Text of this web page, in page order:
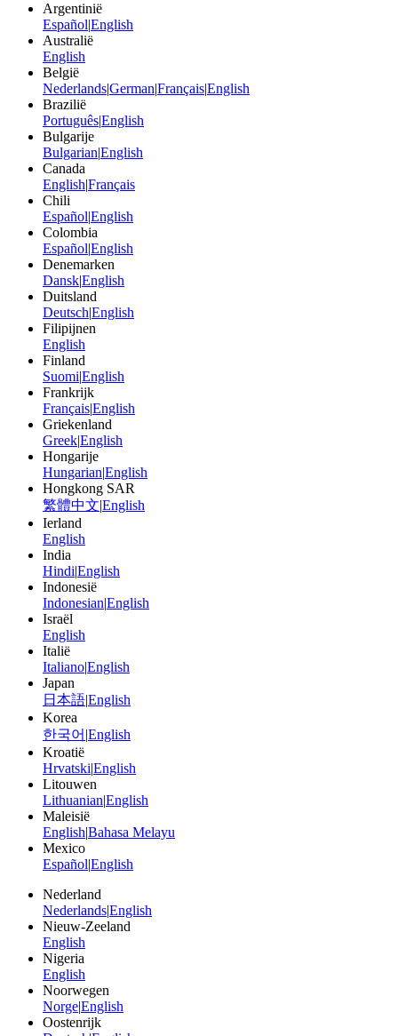
Argentinië
EspañolEnglish
Australië
English
België
NederlandsGermanFrançaisEnglish
Brazilië
PortuguêsEnglish
Bulgarije
BulgarianEnglish
Canada
EnglishFrançais
Chili
EspañolEnglish
Colombia
EspañolEnglish
Denemarken
DanskEnglish
Duitsland
DeutschEnglish
Filipijnen
English
Finland
SuomiEnglish
Frankrijk
FrançaisEnglish
Griekenland
GreekEnglish
Hongarije
HungarianEnglish
Hongkong SAR
繁體中文 English
Ierland
English
India
HindiEnglish
Indonesië
IndonesianEnglish
Israël
English
Italië
ItalianoEnglish
Japan
日本語English
Korea
한국어 English
Kroatië
HrvatskiEnglish
Litouwen
LithuanianEnglish
Maleisië
EnglishBahasa Melayu
Mexico
EspañolEnglish
Nederland
NederlandsEnglish
Nieuw-Zeeland
English
Nigeria
English
Noorwegen
NorgeEnglish
Oostenrijk